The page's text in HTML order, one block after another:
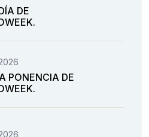
DE
PONENCIA DE